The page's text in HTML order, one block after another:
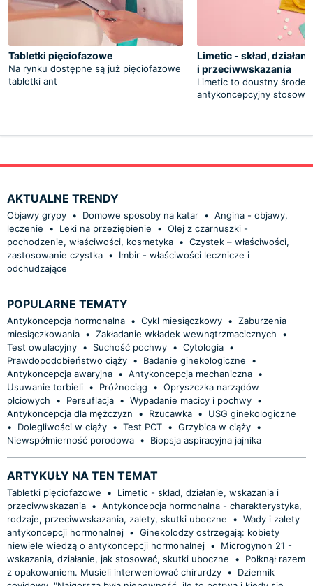
Tabletki pięciofazowe
Na rynku dostępne są już pięciofazowe
tabletki ant
Limetic - skład,
i przeciwwskazania
Limetic to doustny środek
antykoncepcyjny
AKTUALNE TRENDY
Objawy grypy • Domowe sposoby na katar • Angina - objawy,
leczenie
• Leki na przeziębienie • Olej z czarnuszki -
pochodzenie, właściwości, kosmetyka • Czystek – właściwości,
zastosowanie czystka •
Imbir - właściwości lecznicze i
odchudzające
POPULARNE TEMATY
Antykoncepcja hormonalna • Cykl miesiączkowy • Zaburzenia
miesiączkowania • Zakładanie wkładek wewnątrzmacicznych
•
Test owulacyjny • Suchość pochwy • Cytologia •
Prawdopodobieństwo ciąży • Badanie ginekologiczne
•
Antykoncepcja awaryjna • Antykoncepcja mechaniczna •
Usuwanie torbieli • Próżnociąg • Opryszczka narządów
płciowych
• Persuflacja • Wypadanie macicy i pochwy •
Antykoncepcja dla mężczyzn
• Rzucawka •
USG ginekologiczne
•
Dolegliwości w ciąży • Test PCT • Grzybica w ciąży •
Niewspółmierność porodowa • Biopsja aspiracyjna jajnika
ARTYKUŁY NA TEN TEMAT
Tabletki pięciofazowe •
Limetic - skład, działanie, wskazania i
przeciwwskazania • Antykoncepcja hormonalna - charakterystyka,
rodzaje, przeciwwskazania, zalety, skutki uboczne
• Wady i zalety
antykoncepcji hormonalnej • Ginekolodzy ostrzegają: kobiety
niewiele wiedzą o antykoncepcji hormonalnej •
Microgynon 21 -
wskazania, działanie, jak stosować, skutki uboczne
•
Połknął razem
z opakowaniem. Musieli interweniować chirurdzy •
Dziennik